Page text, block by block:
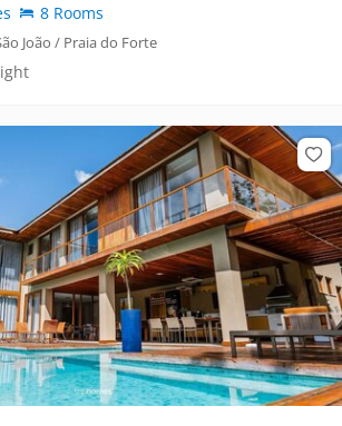
8 Rooms
João / Praia do Forte